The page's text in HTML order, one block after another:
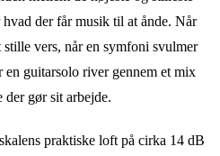
der får musik til at ånde. Når
vers, når en symfoni svulmer
guitarsolo river gennem et mix
gør sit arbejde.
praktiske loft på cirka 14 dB